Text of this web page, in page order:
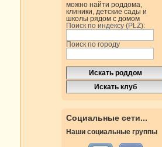
можно найти роддома,
клиники, детские сады и
школы рядом с домом
Поиск по индексу (PLZ):
Поиск по городу
Социальные сети...
Наши социальные группы